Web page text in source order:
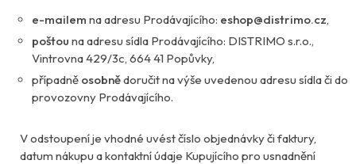
e-mailem na adresu Prodávajícího: eshop@distrimo.cz,
poštou na adresu sídla Prodávajícího: DISTRIMO s.r.o.,
Vintrovna 429/3c, 664 41 Popůvky,
případně osobnědoručit na výše uvedenou adresu sídla či do
provozovny Prodávajícího.
V odstoupení je vhodné uvést číslo objednávky či faktury,
datum nákupu a kontaktní údaje Kupujícího pro usnadnění